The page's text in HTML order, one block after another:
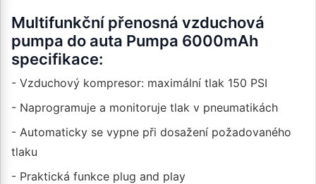
Multifunkční přenosná vzduchová
pumpa do auta Pumpa 6000mAh
specifikace:
- Vzduchový kompresor: maximální tlak 150 PSI
- Naprogramuje a monitoruje tlak v pneumatikách
- Automaticky se vypne při dosažení požadovaného
tlaku
- Praktická funkce plug and play